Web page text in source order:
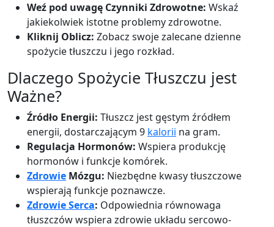
Weź pod uwagę Czynniki Zdrowotne: Wskaź
jakiekolwiek istotne problemy zdrowotne.
Kliknij Oblicz: Zobacz swoje zalecane dzienne
spożycie tłuszczu i jego rozkład.
Dlaczego Spożycie Tłuszczu jest
Ważne?
Źródło Energii: Tłuszcz jest gęstym źródłem
energii, dostarczającym 9 kalorii na gram.
Regulacja Hormonów: Wspiera produkcję
hormonów i funkcje komórek.
Zdrowie Mózgu: Niezbędne kwasy tłuszczowe
wspierają funkcje poznawcze.
Zdrowie Serca: Odpowiednia równowaga
tłuszczów wspiera zdrowie układu sercowo-